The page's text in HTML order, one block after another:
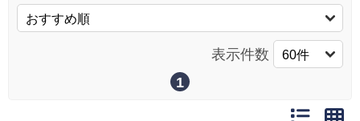
新規登録キャンペーン
キャンペーン
表示件数
1